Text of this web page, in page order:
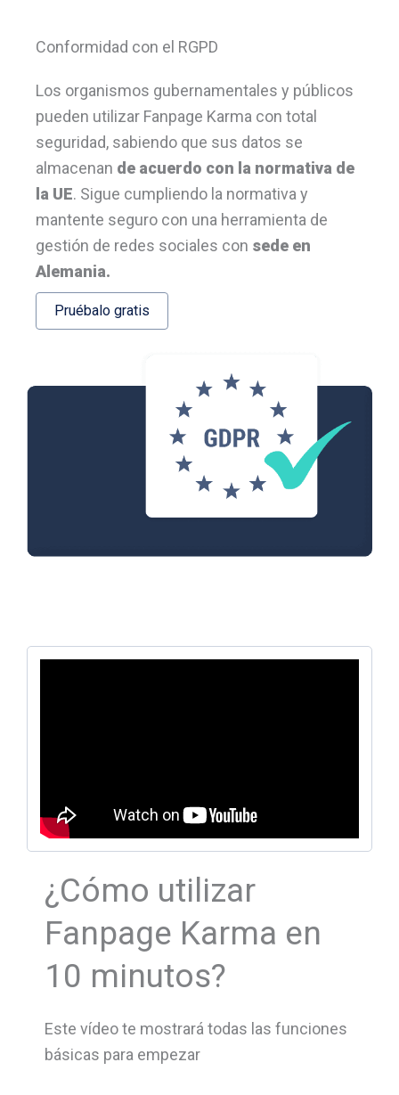
Conformidad con el RGPD
Los organismos gubernamentales y públicos
pueden utilizar Fanpage Karma con total
seguridad, sabiendo que sus datos se
almacenan de acuerdo con la normativa de
la UE. Sigue cumpliendo la normativa y
mantente seguro con una herramienta de
gestión de redes sociales con sede en
Alemania.
Pruébalo gratis
¿Cómo utilizar
Fanpage Karma en
10 minutos?
Este vídeo te mostrará todas las funciones
básicas para empezar